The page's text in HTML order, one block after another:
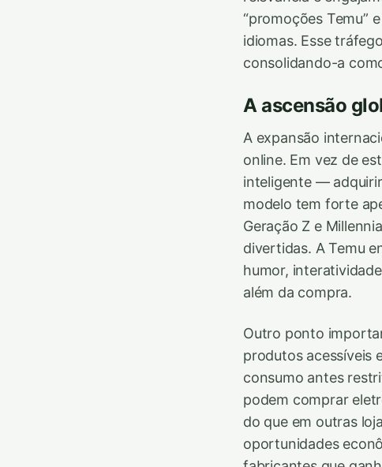
“promoções Temu”
idiomas. Esse
consolidando-a
A ascensão
A expansão
online. Em vez de
inteligente —
modelo tem forte
Geração Z e
divertidas. A Temu
humor,
além da compra.
Outro ponto
produtos acessíveis
consumo antes
podem comprar
do que em outras
oportunidades